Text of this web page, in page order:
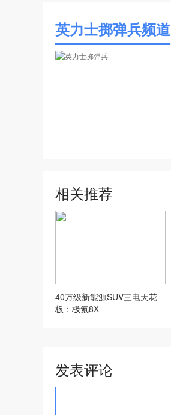
英力士掷弹兵频道
相关推荐
40万级新能源SUV三电天花
板：极氪8X
发表评论